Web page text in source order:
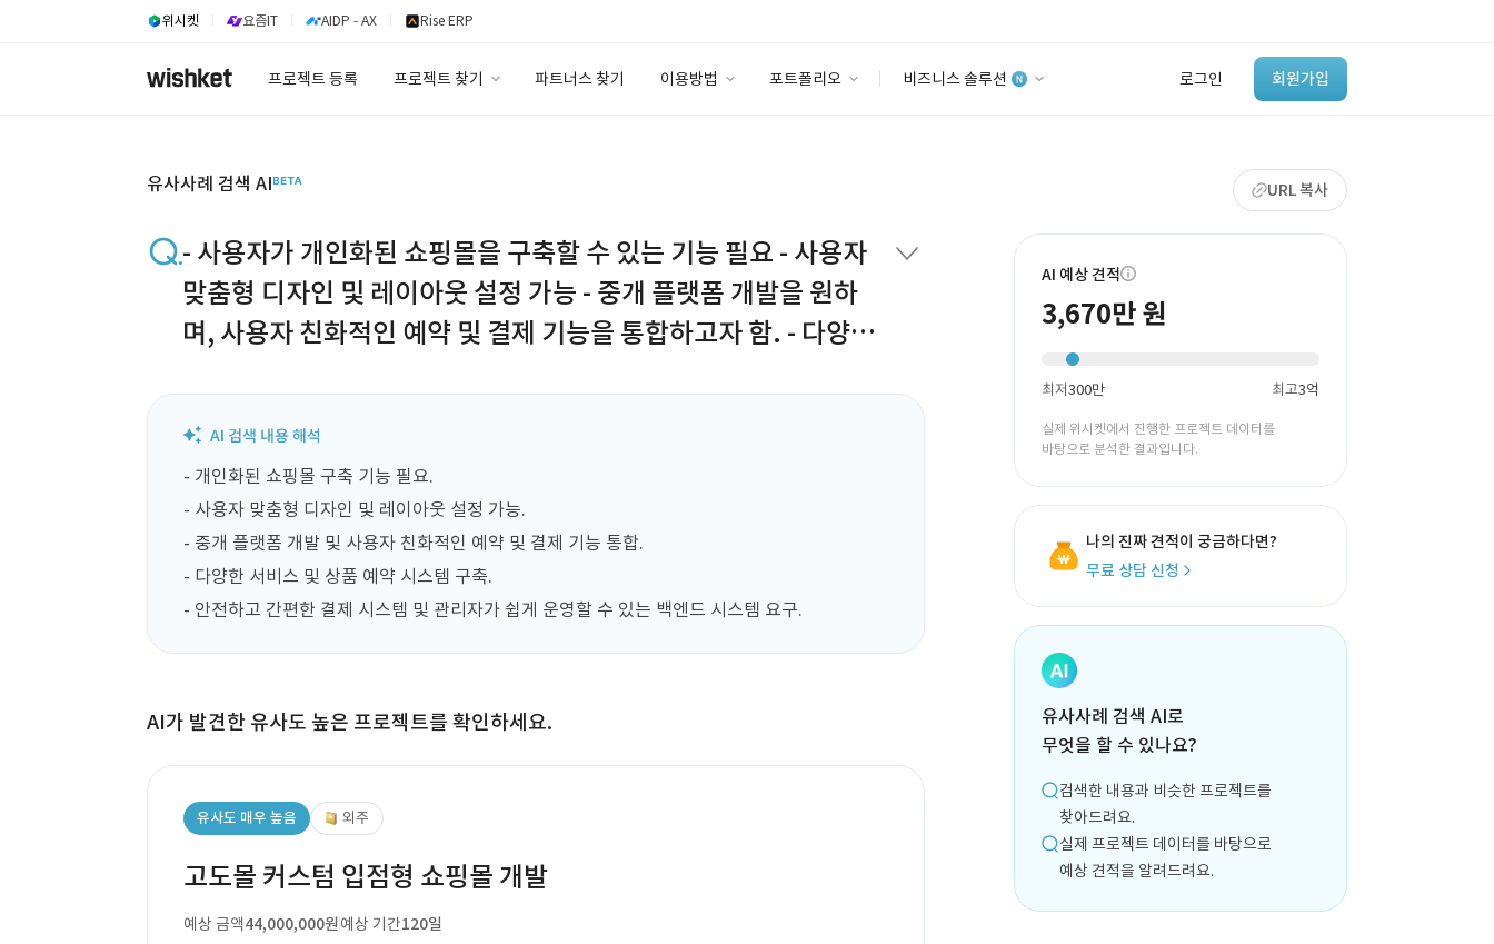
위시켓 요즘IT AIDP - AX Rise ERP
프로젝트 등록 프로젝트 찾기 파트너스 찾기 이용방법 포트폴리오 비즈니스 솔루션 로그인 회원가입
‘이런 거’ 만들어본
개발 회사 있어?
바로가기
유사사례 검색 AI URL 복사
- 사용자가 개인화된 쇼핑몰을 구축할 수 있는 기능 필요 - 사용자
맞춤형 디자인 및 레이아웃 설정 가능 - 중개 플랫폼 개발을 원하
며, 사용자 친화적인 예약 및 결제 기능을 통합하고자 함. - 다양한
중요. - 관리자가 쉽게 운영할 수 있는 백엔드 시스템 필요.
- 개인화된 쇼핑몰 구축 기능 필요.
- 사용자 맞춤형 디자인 및 레이아웃 설정 가능.
- 중개 플랫폼 개발 및 사용자 친화적인 예약 및 결제 기능 통합.
- 다양한 서비스 및 상품 예약 시스템 구축.
- 안전하고 간편한 결제 시스템 및 관리자가 쉽게 운영할 수 있는 백엔드 시스템 요구.
AI가 발견한 유사도 높은 프로젝트를 확인하세요.
유사도 매우 높음 외주
고도몰 커스텀 입점형 쇼핑몰 개발
예상 금액44,000,000원예상 기간120일
AI 예상 견적
3,670만 원
최저300만 최고3억
실제 위시켓에서 진행한 프로젝트 데이터를
바탕으로 분석한 결과입니다.
나의 진짜 견적이 궁금하다면?
무료 상담 신청
유사사례 검색 AI로
무엇을 할 수 있나요?
검색한 내용과 비슷한 프로젝트를
찾아드려요.
실제 프로젝트 데이터를 바탕으로
예상 견적을 알려드려요.